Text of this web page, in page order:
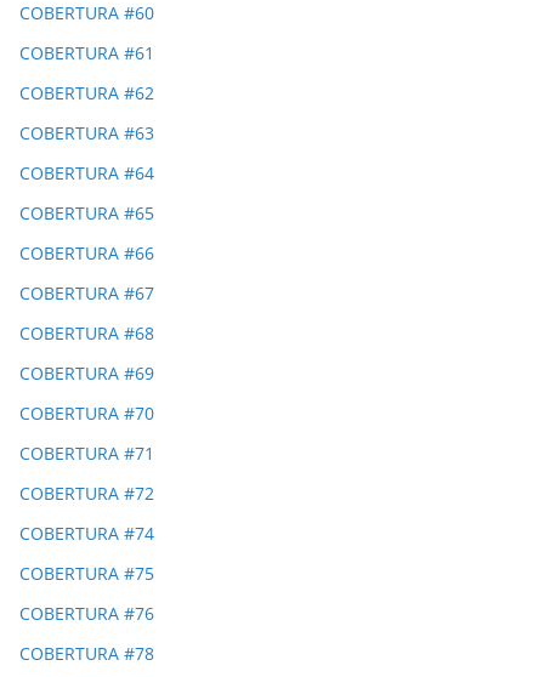
COBERTURA #60
COBERTURA #61
COBERTURA #62
COBERTURA #63
COBERTURA #64
COBERTURA #65
COBERTURA #66
COBERTURA #67
COBERTURA #68
COBERTURA #69
COBERTURA #70
COBERTURA #71
COBERTURA #72
COBERTURA #74
COBERTURA #75
COBERTURA #76
COBERTURA #78